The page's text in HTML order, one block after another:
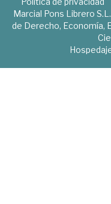
Marcial Pons Librero
de Derecho, Economía,